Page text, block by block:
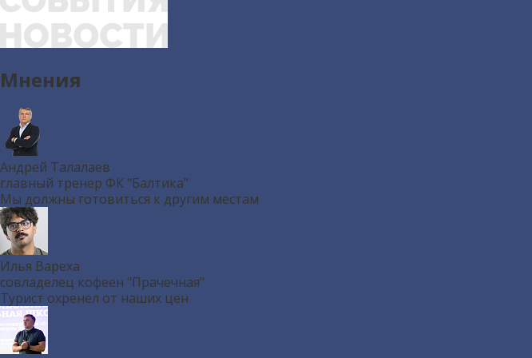
Мнения
Андрей Талалаев
главный тренер ФК "Балтика"
Мы должны готовиться к другим местам
Илья Вареха
совладелец кофеен "Прачечная"
Турист охренел от наших цен